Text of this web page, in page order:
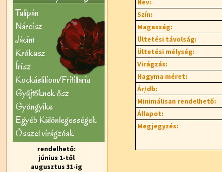
Tulipán
Nárcisz
Jácint
Krókusz
Írisz
Kockásliliom/Fritillaria
Gyűjtőknek ősz
Gyöngyike
Egyéb Különlegességek
Õsszel virágzóak
rendelhető:
június 1-től
augusztus 31-ig
Név:
Szín:
Magasság:
Ültetési távolság:
Ültetési mélység:
Virágzás:
Hagyma méret:
Ár/db:
Minimálisan rendelhető:
Állapot:
Megjegyzés: